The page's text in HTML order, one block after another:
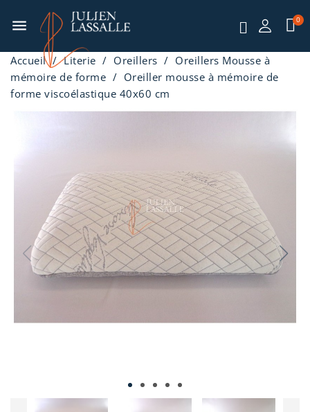
menu
Accueil Literie Oreillers
Oreillers Mousse à
mémoire de forme
Oreiller mousse à mémoire de
forme viscoélastique 40x60 cm